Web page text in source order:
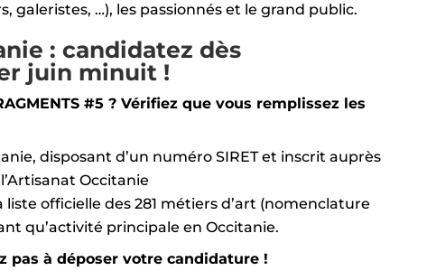
galeristes, …), les passionnés et le grand public.
: candidatez dès
juin minuit !
#5 ? Vérifiez que vous remplissez les
disposant d’un numéro SIRET et inscrit auprès
Occitanie
officielle des 281 métiers d’art (nomenclature
qu’activité principale en Occitanie.
pas à déposer votre candidature !